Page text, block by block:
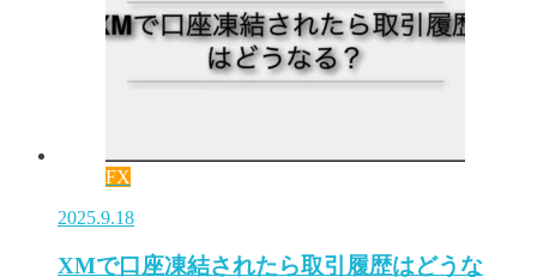
FX
2025.9.18
XMで口座凍結されたら取引履歴はどうな